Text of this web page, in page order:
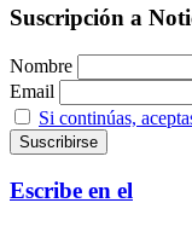
Suscripción a
Nombre
Email
Si continúas,
Escribe en el